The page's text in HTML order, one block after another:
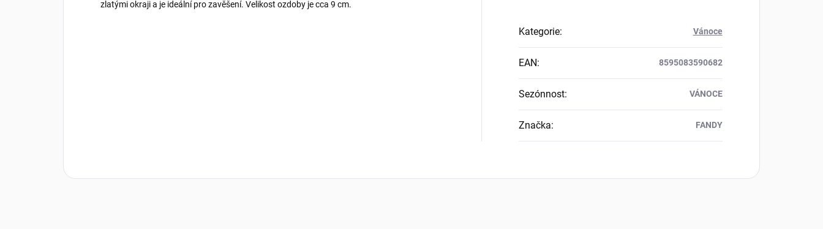
zlatými okraji a je ideální pro zavěšení. Velikost ozdoby je cca 9 cm.
Kategorie: Vánoce
EAN: 8595083590682
Sezónnost: VÁNOCE
Značka: FANDY